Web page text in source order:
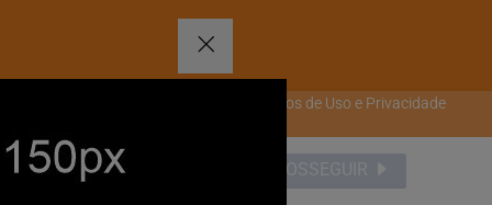
Termos de Uso e Privacidade
que você concorda